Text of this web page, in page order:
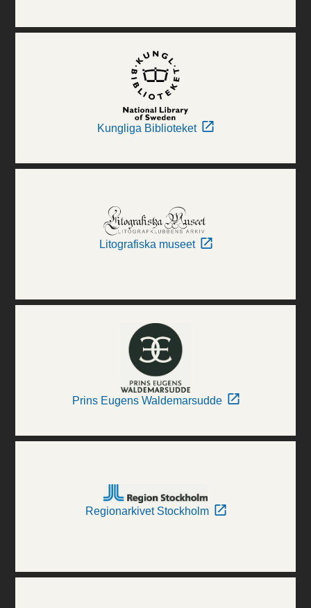
Kungliga Biblioteket
Litografiska museet
Prins Eugens Waldemarsudde
Regionarkivet Stockholm